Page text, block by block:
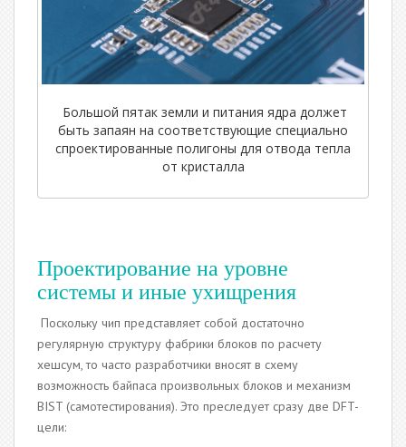
Большой пятак земли и питания ядра должет
быть запаян на соответствующие специально
спроектированные полигоны для отвода тепла
от кристалла
Проектирование на уровне
системы и иные ухищрения
Поскольку чип представляет собой достаточно
регулярную структуру фабрики блоков по расчету
хешсум, то часто разработчики вносят в схему
возможность байпаса произвольных блоков и механизм
BIST (самотестирования). Это преследует сразу две DFT-
цели: